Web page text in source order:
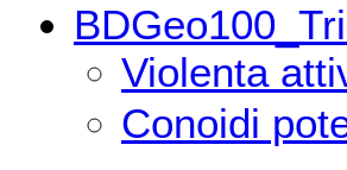
Violenta
Conoidi